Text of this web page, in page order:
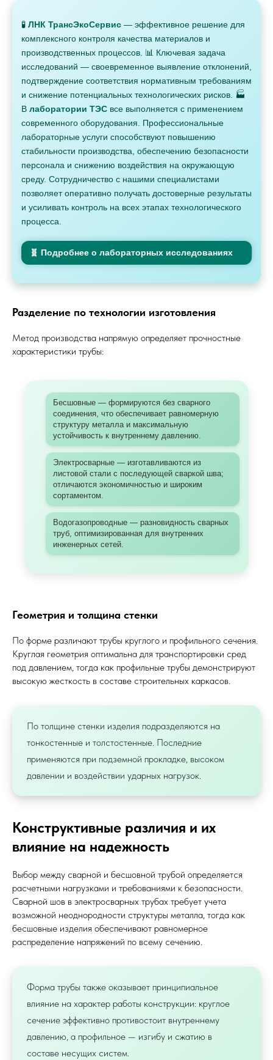
🧪 ЛНК ТрансЭкоСервис — эффективное решение для
комплексного контроля качества материалов и
производственных процессов. 📊 Ключевая задача
исследований — своевременное выявление отклонений,
подтверждение соответствия нормативным требованиям
и снижение потенциальных технологических рисков. 🏭
В лаборатории ТЭС все выполняется с применением
современного оборудования. Профессиональные
лабораторные услуги способствуют повышению
стабильности производства, обеспечению безопасности
персонала и снижению воздействия на окружающую
среду. Сотрудничество с нашими специалистами
позволяет оперативно получать достоверные результаты
и усиливать контроль на всех этапах технологического
процесса.
🧬 Подробнее о лабораторных исследованиях
Разделение по технологии изготовления
Метод производства напрямую определяет прочностные
характеристики трубы:
Бесшовные — формируются без сварного
соединения, что обеспечивает равномерную
структуру металла и максимальную
устойчивость к внутреннему давлению.
Электросварные — изготавливаются из
листовой стали с последующей сваркой шва;
отличаются экономичностью и широким
сортаментом.
Водогазопроводные — разновидность сварных
труб, оптимизированная для внутренних
инженерных сетей.
Геометрия и толщина стенки
По форме различают трубы круглого и профильного сечения.
Круглая геометрия оптимальна для транспортировки сред
под давлением, тогда как профильные трубы демонстрируют
высокую жесткость в составе строительных каркасов.
По толщине стенки изделия подразделяются на
тонкостенные и толстостенные. Последние
применяются при подземной прокладке, высоком
давлении и воздействии ударных нагрузок.
Конструктивные различия и их
влияние на надежность
Выбор между сварной и бесшовной трубой определяется
расчетными нагрузками и требованиями к безопасности.
Сварной шов в электросварных трубах требует учета
возможной неоднородности структуры металла, тогда как
бесшовные изделия обеспечивают равномерное
распределение напряжений по всему сечению.
Форма трубы также оказывает принципиальное
влияние на характер работы конструкции: круглое
сечение эффективно противостоит внутреннему
давлению, а профильное — изгибу и сжатию в
составе несущих систем.